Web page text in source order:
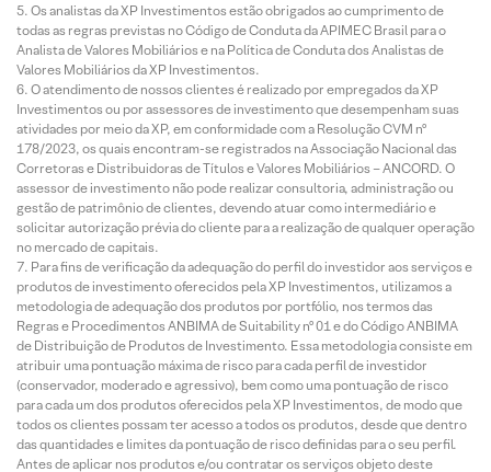
Os analistas da XP Investimentos estão obrigados ao cumprimento de
todas as regras previstas no Código de Conduta da APIMEC Brasil para o
Analista de Valores Mobiliários e na Política de Conduta dos Analistas de
Valores Mobiliários da XP Investimentos.
O atendimento de nossos clientes é realizado por empregados da XP
Investimentos ou por assessores de investimento que desempenham suas
atividades por meio da XP, em conformidade com a Resolução CVM nº
178/2023, os quais encontram-se registrados na Associação Nacional das
Corretoras e Distribuidoras de Títulos e Valores Mobiliários – ANCORD. O
assessor de investimento não pode realizar consultoria, administração ou
gestão de patrimônio de clientes, devendo atuar como intermediário e
solicitar autorização prévia do cliente para a realização de qualquer operação
no mercado de capitais.
Para fins de verificação da adequação do perfil do investidor aos serviços e
produtos de investimento oferecidos pela XP Investimentos, utilizamos a
metodologia de adequação dos produtos por portfólio, nos termos das
Regras e Procedimentos ANBIMA de Suitability nº 01 e do Código ANBIMA
de Distribuição de Produtos de Investimento. Essa metodologia consiste em
atribuir uma pontuação máxima de risco para cada perfil de investidor
(conservador, moderado e agressivo), bem como uma pontuação de risco
para cada um dos produtos oferecidos pela XP Investimentos, de modo que
todos os clientes possam ter acesso a todos os produtos, desde que dentro
das quantidades e limites da pontuação de risco definidas para o seu perfil.
Antes de aplicar nos produtos e/ou contratar os serviços objeto deste